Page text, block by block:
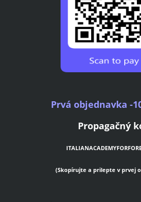
Prvá objednavka -
Propagačný
(Skopírujte a prilepte v prvej